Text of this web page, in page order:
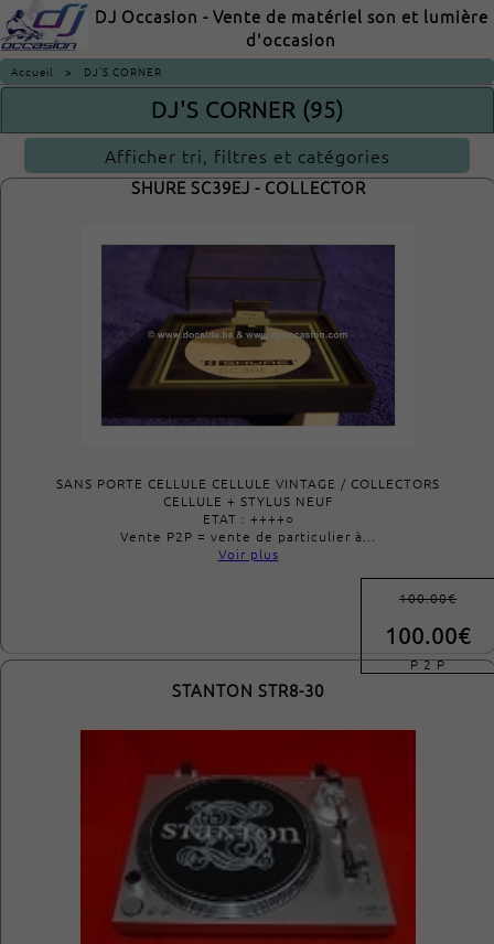
DJ Occasion - Vente de matériel son et lumière
d'occasion
Accueil > DJ'S CORNER
DJ'S CORNER (95)
Afficher tri, filtres et catégories
SHURE SC39EJ - COLLECTOR
SANS PORTE CELLULE CELLULE VINTAGE / COLLECTORS
CELLULE + STYLUS NEUF
ETAT : ++++○
Vente P2P = vente de particulier à...
Voir plus
100.00€
100.00€
P 2 P
STANTON STR8-30